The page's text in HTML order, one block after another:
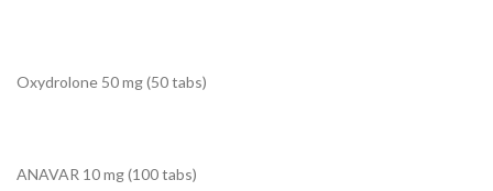
Oxydrolone 50 mg (50 tabs)
ANAVAR 10 mg (100 tabs)